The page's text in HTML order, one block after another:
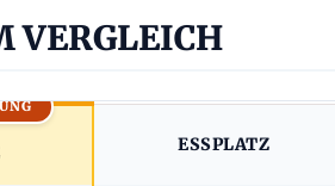
VERGLEICH
ESSPLATZ